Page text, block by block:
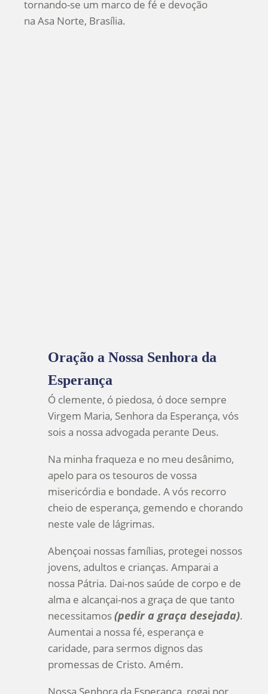
tornando-se um marco de fé e devoção
na Asa Norte, Brasília.
Oração a Nossa Senhora da
Esperança
Ó clemente, ó piedosa, ó doce sempre
Virgem Maria, Senhora da Esperança, vós
sois a nossa advogada perante Deus.
Na minha fraqueza e no meu desânimo,
apelo para os tesouros de vossa
misericórdia e bondade. A vós recorro
cheio de esperança, gemendo e chorando
neste vale de lágrimas.
Abençoai nossas famílias, protegei nossos
jovens, adultos e crianças. Amparai a
nossa Pátria. Dai-nos saúde de corpo e de
alma e alcançai-nos a graça de que tanto
necessitamos(pedir a graça desejada).
Aumentai a nossa fé, esperança e
caridade, para sermos dignos das
promessas de Cristo. Amém.